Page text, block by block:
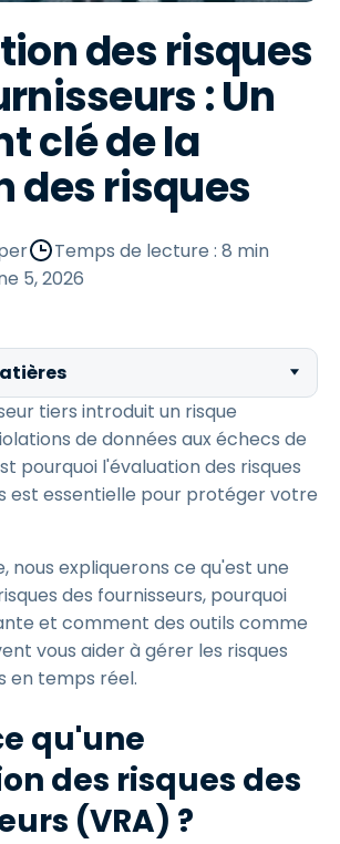
des risques
: Un
clé de la
des risques
Temps de lecture : 8 min
5, 2026
tiers introduit un risque
de données aux échecs de
pourquoi l'évaluation des risques
est essentielle pour protéger votre
nous expliquerons ce qu'est une
des fournisseurs, pourquoi
et comment des outils comme
vous aider à gérer les risques
en temps réel.
qu'une
des risques des
(VRA) ?